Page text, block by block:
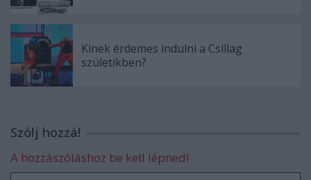
Kinek érdemes indulni a Csillag
születikben?
Szólj hozzá!
A hozzászóláshoz be kell lépned!